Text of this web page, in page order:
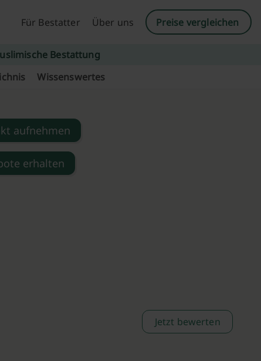
Für Bestatter
Über uns Preise vergleichen
Bestattung
Wissenswertes
aufnehmen
erhalten
Jetzt bewerten